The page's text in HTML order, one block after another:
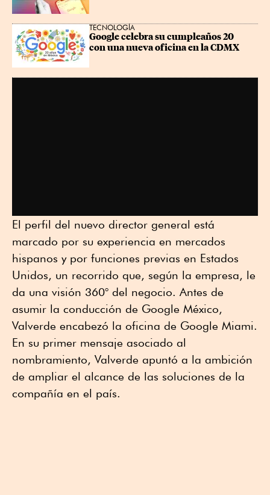
TECNOLOGÍA
Google celebra su cumpleaños 20
con una nueva oficina en la CDMX
El perfil del nuevo director general está
marcado por su experiencia en mercados
hispanos y por funciones previas en Estados
Unidos, un recorrido que, según la empresa, le
da una visión 360° del negocio. Antes de
asumir la conducción de Google México,
Valverde encabezó la oficina de Google Miami.
En su primer mensaje asociado al
nombramiento, Valverde apuntó a la ambición
de ampliar el alcance de las soluciones de la
compañía en el país.